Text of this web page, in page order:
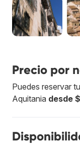
Precio por
Puedes reservar
Aquitania desde